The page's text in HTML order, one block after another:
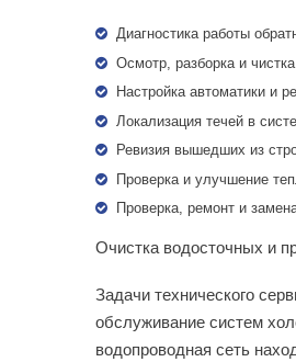
Диагностика работы
Осмотр, разборка и
Настройка автоматики и
Локализация течей в
Ревизия вышедших из
Проверка и улучшение
Проверка, ремонт и
Очистка водосточных и
Задачи технического
обслуживание систем
водопроводная сеть